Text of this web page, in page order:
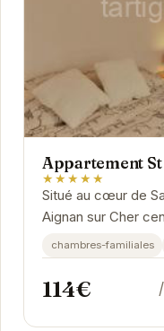
Appartement
★★★★★
Situé au cœur de
Aignan sur Cher
confortable et bien
commerces,...
chambres-familiales
114€